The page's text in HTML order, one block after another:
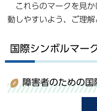
これらのマークを見か
動しやすいよう、ご理解
国際シンボルマー
障害者のための